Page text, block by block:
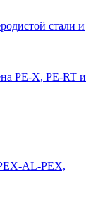
стали и
PE-X, PE-RT и
AL-PEX,